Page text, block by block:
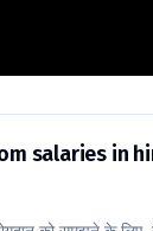
salaries in